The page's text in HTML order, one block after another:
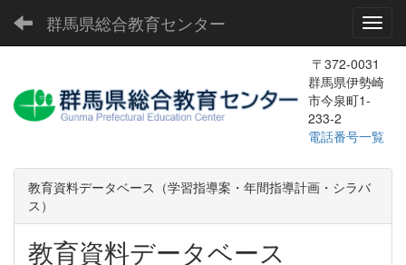
群馬県総合教育センター
〒372-0031
群馬県伊勢崎
市今泉町1-
233-2
電話番号一覧
教育資料データベース（学習指導案・年間指導計画・シラバ
ス）
教育資料データベース